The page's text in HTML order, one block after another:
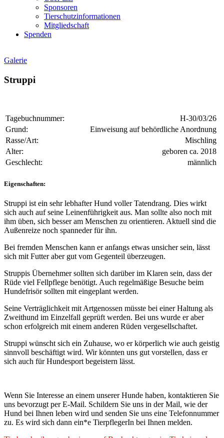
Sponsoren
Tierschutzinformationen
Mitgliedschaft
Spenden
Galerie
Struppi
Tagebuchnummer:
H-30/03/26
Grund:
Einweisung auf behördliche Anordnung
Rasse/Art:
Mischling
Alter:
geboren ca. 2018
Geschlecht:
männlich
Eigenschaften:
Struppi ist ein sehr lebhafter Hund voller Tatendrang. Dies wirkt
sich auch auf seine Leinenführigkeit aus. Man sollte also noch mit
ihm üben, sich besser am Menschen zu orientieren. Aktuell sind die
Außenreize noch spanneder für ihn.
Bei fremden Menschen kann er anfangs etwas unsicher sein, lässt
sich mit Futter aber gut vom Gegenteil überzeugen.
Struppis Übernehmer sollten sich darüber im Klaren sein, dass der
Rüde viel Fellpflege benötigt. Auch regelmäßige Besuche beim
Hundefrisör sollten mit eingeplant werden.
Seine Verträglichkeit mit Artgenossen müsste bei einer Haltung als
Zweithund im Einzelfall geprüft werden. Bei uns wurde er aber
schon erfolgreich mit einem anderen Rüden vergesellschaftet.
Struppi wünscht sich ein Zuhause, wo er körperlich wie auch geistig
sinnvoll beschäftigt wird. Wir könnten uns gut vorstellen, dass er
sich auch für Hundesport begeistern lässt.
Wenn Sie Interesse an einem unserer Hunde haben, kontaktieren Sie
uns bevorzugt per E-Mail. Schildern Sie uns in der Mail, wie der
Hund bei Ihnen leben wird und senden Sie uns eine Telefonnummer
zu. Es wird sich dann ein*e TierpflegerIn bei Ihnen melden.